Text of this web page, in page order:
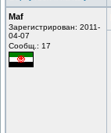
Maf
Зарегистрирован: 2011-
04-07
Сообщ.: 17